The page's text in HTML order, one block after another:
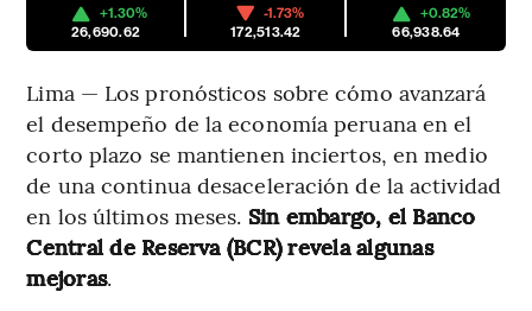
+1.30%
26,690.62
-1.73%
172,513.42
+0.82%
66,938.64
Lima — Los pronósticos sobre cómo avanzará
el desempeño de la economía peruana en el
corto plazo se mantienen inciertos, en medio
de una continua desaceleración de la actividad
en los últimos meses. Sin embargo, el Banco
Central de Reserva (BCR) revela algunas
mejoras.